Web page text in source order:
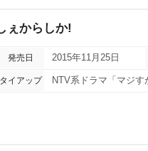
ぇからしか!
発売日 2015年11月25日
タイアップ NTV系ドラマ「マジ